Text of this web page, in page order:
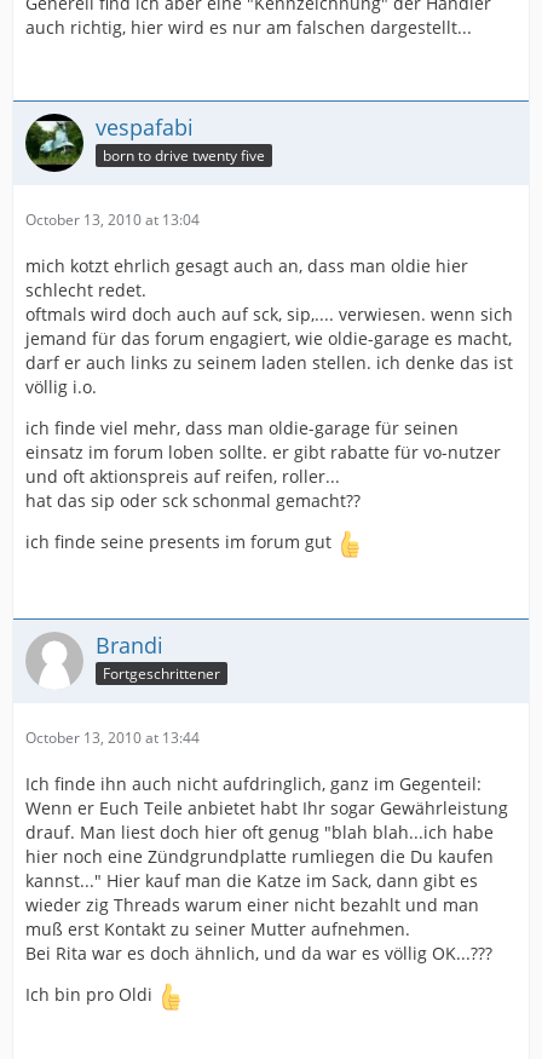
auch richtig, hier wird es nur am falschen dargestellt...
vespafabi
born to drive twenty five
October 13, 2010 at 13:04
mich kotzt ehrlich gesagt auch an, dass man oldie hier
schlecht redet.
oftmals wird doch auch auf sck, sip,.... verwiesen. wenn sich
jemand für das forum engagiert, wie oldie-garage es macht,
darf er auch links zu seinem laden stellen. ich denke das ist
völlig i.o.
ich finde viel mehr, dass man oldie-garage für seinen
einsatz im forum loben sollte. er gibt rabatte für vo-nutzer
und oft aktionspreis auf reifen, roller...
hat das sip oder sck schonmal gemacht??
ich finde seine presents im forum gut
Brandi
Fortgeschrittener
October 13, 2010 at 13:44
Ich finde ihn auch nicht aufdringlich, ganz im Gegenteil:
Wenn er Euch Teile anbietet habt Ihr sogar Gewährleistung
drauf. Man liest doch hier oft genug "blah blah...ich habe
hier noch eine Zündgrundplatte rumliegen die Du kaufen
kannst..." Hier kauf man die Katze im Sack, dann gibt es
wieder zig Threads warum einer nicht bezahlt und man
muß erst Kontakt zu seiner Mutter aufnehmen.
Bei Rita war es doch ähnlich, und da war es völlig OK...???
Ich bin pro Oldi